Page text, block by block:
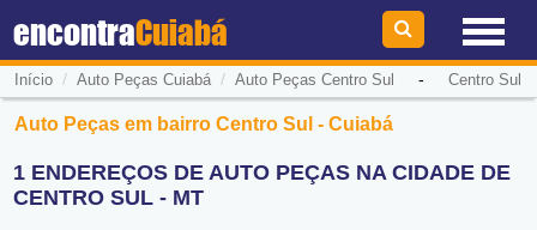
encontraCuiabá
Início / Auto Peças Cuiabá/ Auto Peças Centro Sul - Centro Sul
Auto Peças em bairro Centro Sul - Cuiabá
1 ENDEREÇOS DE AUTO PEÇAS NA CIDADE DE
CENTRO SUL - MT